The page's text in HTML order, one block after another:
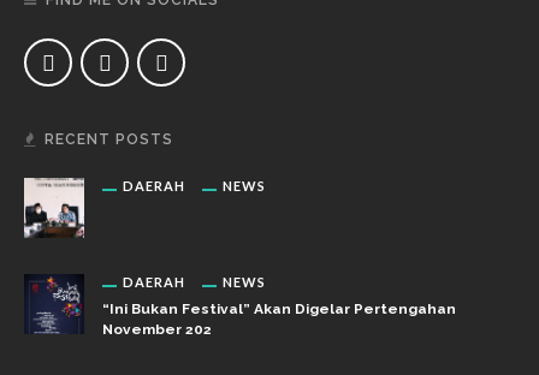
RECENT POSTS
DAERAH NEWS
DAERAH NEWS
“Ini Bukan Festival” Akan Digelar Pertengahan
November 202